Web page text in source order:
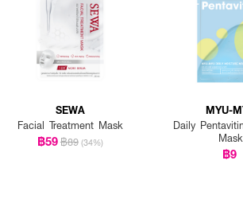
SEWA
Facial Treatment Mask
฿59฿89 (34%)
MYU-
Daily
Mask
฿9